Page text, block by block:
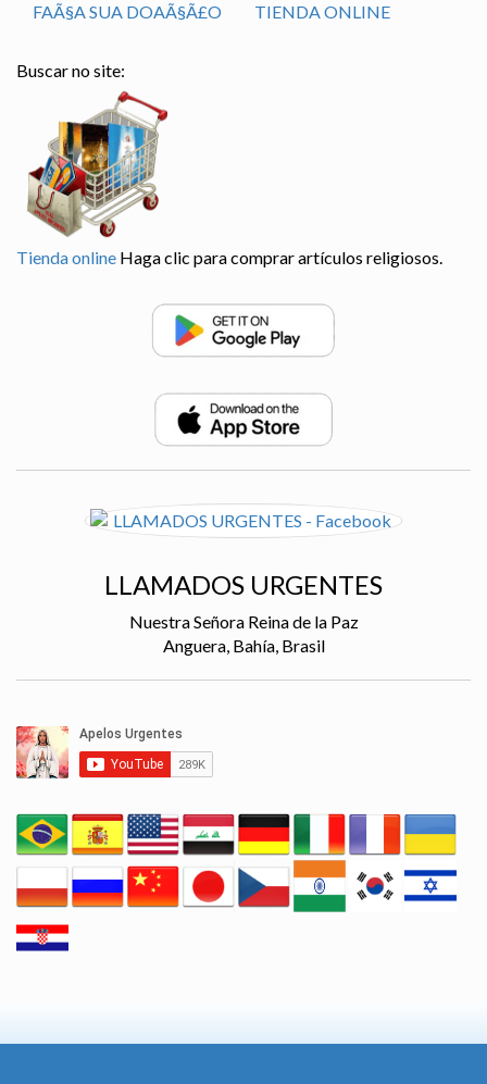
FAÃ§A SUA DOAÃ§Ã£O TIENDA ONLINE
Buscar no site:
Tienda online Haga clic para comprar artículos religiosos.
LLAMADOS URGENTES
Nuestra Señora Reina de la Paz
Anguera, Bahía, Brasil